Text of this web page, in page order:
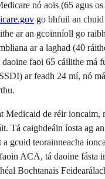
nó aois (65 agus
go bhfuil an
ar an gcoinníoll go
ar a laghad (40
faoi 65 cáilithe má
ar feadh 24 mí, nó
Medicaid de réir ioncaim,
Tá caighdeáin íosta ag
a gcuid teorainneacha
ACA, tá daoine fásta
Bochtanais